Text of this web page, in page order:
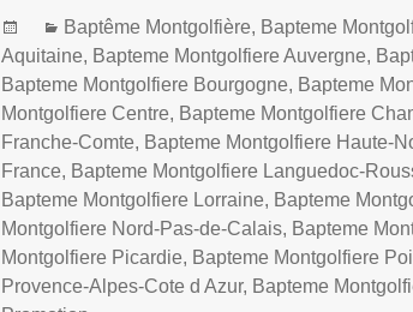
Posted
on
Categories
Baptême Montgolfière, Bapteme
Aquitaine, Bapteme Montgolfiere Auvergne,
Bapteme Montgolfiere Bourgogne, Bapteme
Montgolfiere Centre, Bapteme Montgolfiere
Franche-Comte, Bapteme Montgolfiere Haute-
France, Bapteme Montgolfiere Languedoc-
Bapteme Montgolfiere Lorraine, Bapteme
Montgolfiere Nord-Pas-de-Calais, Bapteme
Montgolfiere Picardie, Bapteme Montgolfiere
Provence-Alpes-Cote d Azur, Bapteme